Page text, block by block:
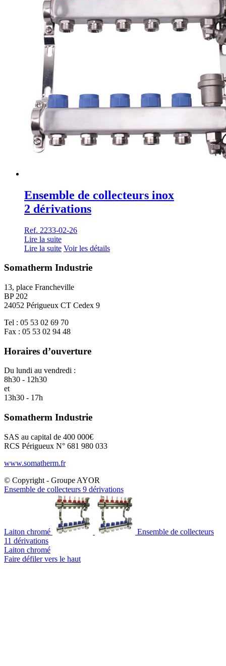
Ensemble de collecteurs inox
2 dérivations
Ref. 2233-02-26
Lire la suite
Lire la suite Voir les détails
Somatherm Industrie
13, place Francheville
BP 202
24052 Périgueux CT Cedex 9
Tel : 05 53 02 69 70
Fax : 05 53 02 94 48
Horaires d’ouverture
Du lundi au vendredi :
8h30 - 12h30
et
13h30 - 17h
Somatherm Industrie
SAS au capital de 400 000€
RCS Périgueux N° 681 980 033
www.somatherm.fr
© Copyright - Groupe AYOR
Ensemble de collecteurs 9 dérivations
Laiton chromé
Ensemble de collecteurs
11 dérivations
Laiton chromé
Faire défiler vers le haut